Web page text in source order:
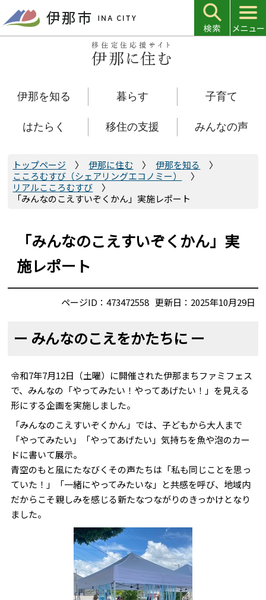
の
ペ
伊那を知る 暮らす 子育て
はたらく 移住の支援 みんなの声
トップページ 伊那に住む
伊那を知る
こころむすび（シェアリングエコノミー）
リアルこころむすび
「みんなのこえすいぞくかん」実施レポート
「みんなのこえすいぞくかん」実
施レポート
ページID：473472558 更新日：2025年10月29日
ー みんなのこえをかたちに ー
令和7年7月12日（土曜）に開催された伊那まちファミフェス
で、みんなの「やってみたい！やってあげたい！」を見える
形にする企画を実施しました。
「みんなのこえすいぞくかん」では、子どもから大人まで
「やってみたい」「やってあげたい」気持ちを魚や泡のカー
ドに書いて展示。
青空のもと風にたなびくその声たちは「私も同じことを思っ
ていた！」「一緒にやってみたいな」と共感を呼び、地域内
だからこそ親しみを感じる新たなつながりのきっかけとなり
ました。